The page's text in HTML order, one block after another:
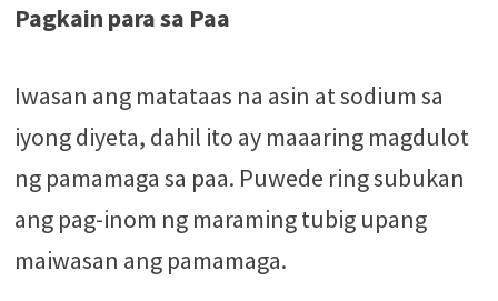
Pagkain para sa Paa
Iwasan ang matataas na asin at sodium sa
iyong diyeta, dahil ito ay maaaring magdulot
ng pamamaga sa paa. Puwede ring subukan
ang pag-inom ng maraming tubig upang
maiwasan ang pamamaga.